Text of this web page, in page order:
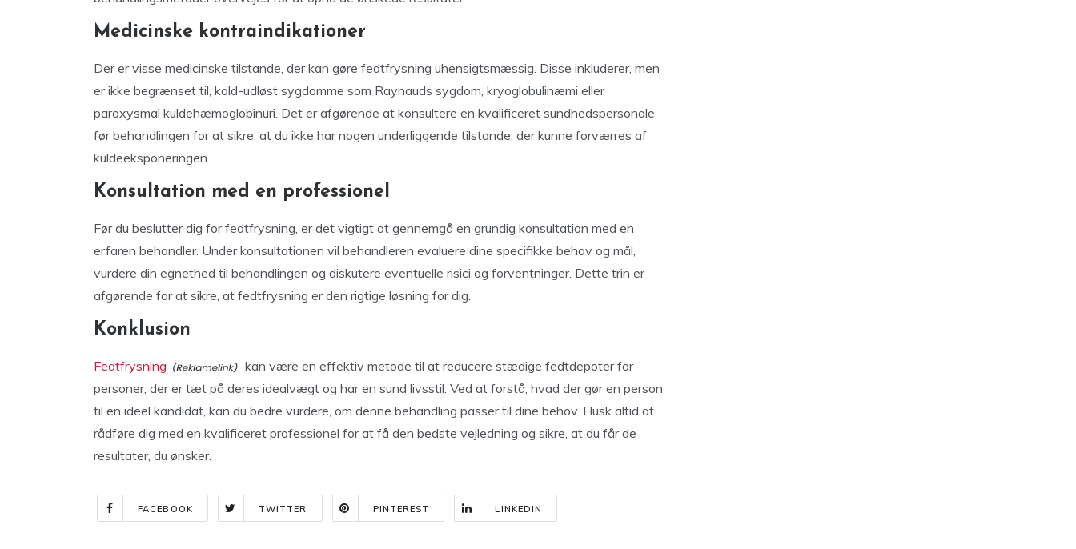
Medicinske kontraindikationer
Der er visse medicinske tilstande, der kan gøre fedtfrysning uhensigtsmæssig. Disse inkluderer, men
er ikke begrænset til, kold-udløst sygdomme som Raynauds sygdom, kryoglobulinæmi eller
paroxysmal kuldehæmoglobinuri. Det er afgørende at konsultere en kvalificeret sundhedspersonale
før behandlingen for at sikre, at du ikke har nogen underliggende tilstande, der kunne forværres af
kuldeeksponeringen.
Konsultation med en professionel
Før du beslutter dig for fedtfrysning, er det vigtigt at gennemgå en grundig konsultation med en
erfaren behandler. Under konsultationen vil behandleren evaluere dine specifikke behov og mål,
vurdere din egnethed til behandlingen og diskutere eventuelle risici og forventninger. Dette trin er
afgørende for at sikre, at fedtfrysning er den rigtige løsning for dig.
Konklusion
Fedtfrysning
kan være en effektiv metode til at reducere stædige fedtdepoter for
personer, der er tæt på deres idealvægt og har en sund livsstil. Ved at forstå, hvad der gør en person
til en ideel kandidat, kan du bedre vurdere, om denne behandling passer til dine behov. Husk altid at
rådføre dig med en kvalificeret professionel for at få den bedste vejledning og sikre, at du får de
resultater, du ønsker.
FACEBOOK TWITTER PINTEREST LINKEDIN